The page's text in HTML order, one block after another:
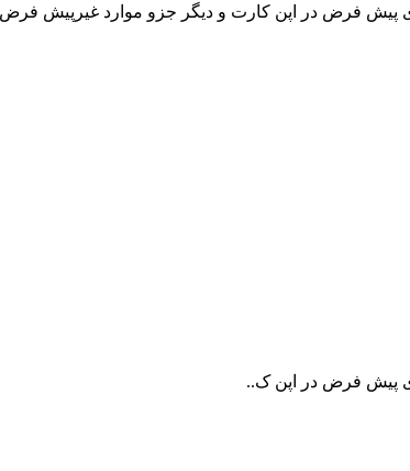
پیش فرض در اپن کارت و دیگر جزو موارد غیرپیش
پیش فرض در اپن ک..